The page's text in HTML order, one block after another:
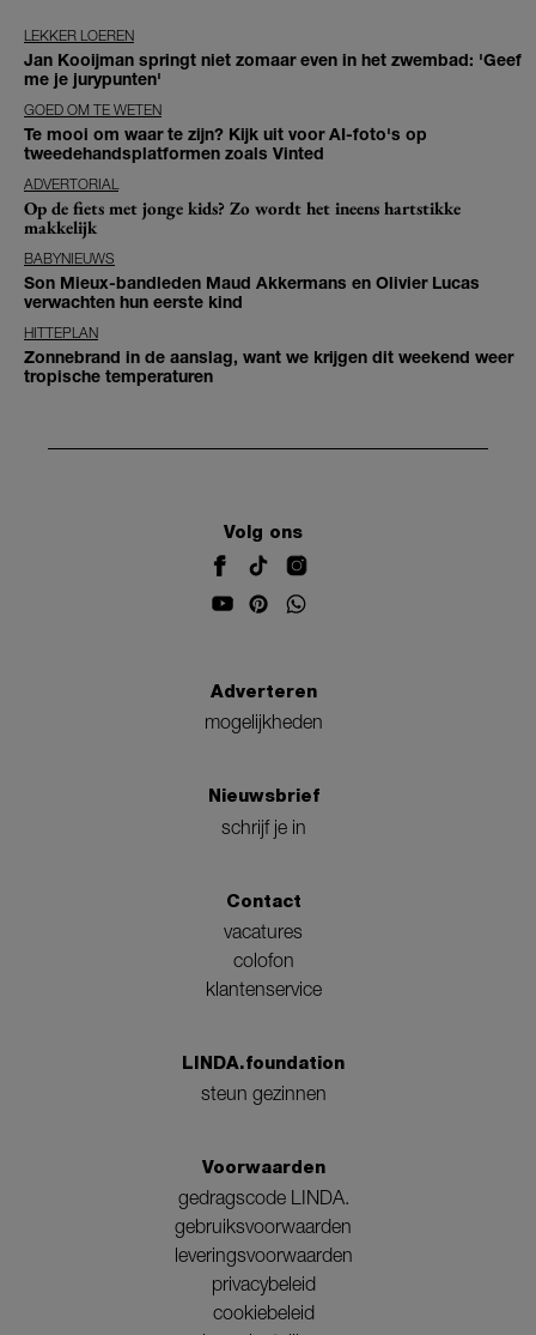
LEKKER LOEREN
Jan Kooijman springt niet zomaar even in het zwembad: 'Geef
me je jurypunten'
GOED OM TE WETEN
Te mooi om waar te zijn? Kijk uit voor AI-foto's op
tweedehandsplatformen zoals Vinted
ADVERTORIAL
Op de fiets met jonge kids? Zo wordt het ineens hartstikke
makkelijk
BABYNIEUWS
Son Mieux-bandleden Maud Akkermans en Olivier Lucas
verwachten hun eerste kind
HITTEPLAN
Zonnebrand in de aanslag, want we krijgen dit weekend weer
tropische temperaturen
Volg ons
Adverteren
mogelijkheden
Nieuwsbrief
schrijf je in
Contact
vacatures
colofon
klantenservice
LINDA.foundation
steun gezinnen
Voorwaarden
gedragscode LINDA.
gebruiksvoorwaarden
leveringsvoorwaarden
privacybeleid
cookiebeleid